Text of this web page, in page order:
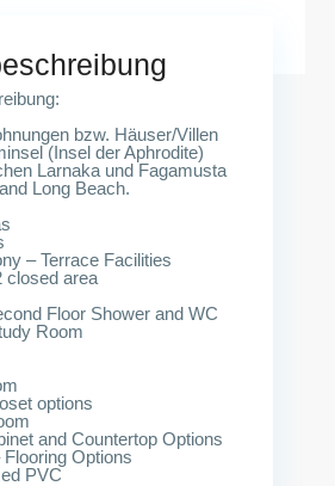
bzw. Häuser/Villen
(Insel der Aphrodite)
Larnaka und Fagamusta
Long Beach.
– Terrace Facilities
closed area
Floor Shower and WC
Room
options
and Countertop Options
Options
PVC